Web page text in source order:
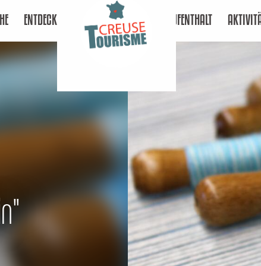
ENTDECKEN AUFENTHALT